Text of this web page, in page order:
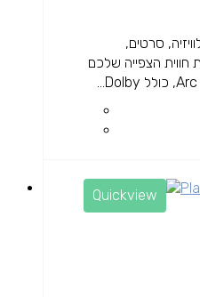
סרטים,
חווית הצפייה שלכם
Quickview